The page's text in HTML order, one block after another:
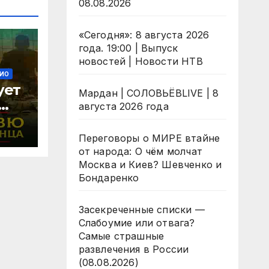
08.08.2026
«Сегодня»: 8 августа 2026
года. 19:00 | Выпуск
новостей | Новости НТВ
Мардан | СОЛОВЬЁВLIVE | 8
августа 2026 года
Переговоры о МИРЕ втайне
от народа: О чём молчат
Москва и Киев? Шевченко и
Бондаренко
Засекреченные списки —
Слабоумие или отвага?
Самые страшные
развлечения в России
(08.08.2026)